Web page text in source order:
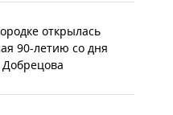
открылась
90-летию со дня